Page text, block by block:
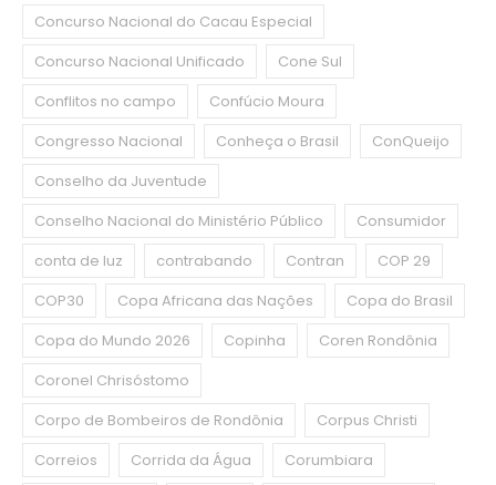
Concurso Nacional do Cacau Especial
Concurso Nacional Unificado
Cone Sul
Conflitos no campo
Confúcio Moura
Congresso Nacional
Conheça o Brasil
ConQueijo
Conselho da Juventude
Conselho Nacional do Ministério Público
Consumidor
conta de luz
contrabando Contran
COP 29
COP30
Copa Africana das Nações
Copa do Brasil
Copa do Mundo 2026
Copinha
Coren Rondônia
Coronel Chrisóstomo
Corpo de Bombeiros de Rondônia
Corpus Christi
Correios
Corrida da Água
Corumbiara